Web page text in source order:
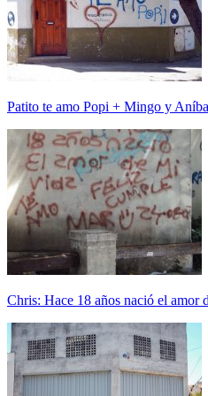
Patito te amo Popi + Mingo y
Chris: Hace 18 años nació el amor